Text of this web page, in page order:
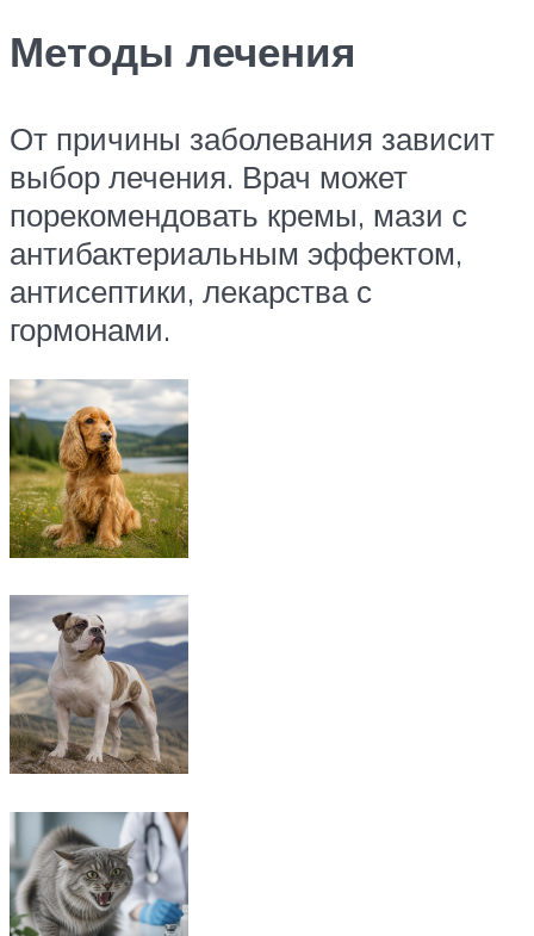
Методы лечения
От причины заболевания зависит
выбор лечения. Врач может
порекомендовать кремы, мази с
антибактериальным эффектом,
антисептики, лекарства с
гормонами.